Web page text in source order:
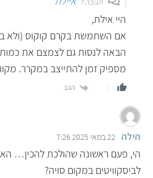
תגובה ל
היי אילת,
אם השתמשת בקרם קוקוס (ולא
הבאה לנסות גם לצמצם את כמות
מספיק זמן להתייצב במקרר.
הגב
הילה 22 במאי 2025 7:26
הי, פעם ראשונה שהולכת להכין…
לביסקוויטים במקום סויה?